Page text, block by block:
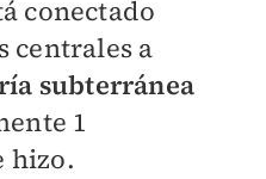
conectado
centrales a
subterránea
1
hizo.